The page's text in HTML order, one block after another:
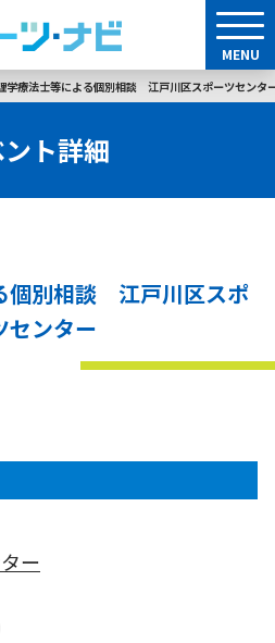
MENU
学療法士等による個別相談 江戸川区スポーツセンタ
ト詳細
個別相談 江戸川区スポ
センター
ー